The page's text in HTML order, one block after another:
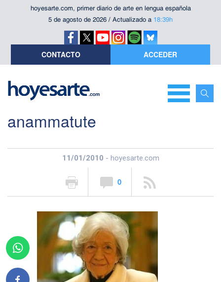
hoyesarte.com, primer diario de arte en lengua española
5 de agosto de 2026 / Actualizado a 18:39h
CONTACTO ACCEDER
anammatute
11/01/2010 - hoyesarte.com
0